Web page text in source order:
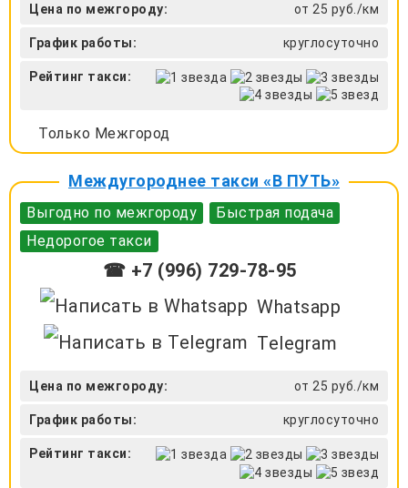
Цена по межгороду: от 25 руб./км
График работы: круглосуточно
Рейтинг такси:
Только Межгород
Междугороднее такси «В ПУТЬ»
Выгодно по межгороду
Быстрая подача
Недорогое такси
☎ +7 (996) 729-78-95
Whatsapp
Telegram
Цена по межгороду: от 25 руб./км
График работы: круглосуточно
Рейтинг такси: